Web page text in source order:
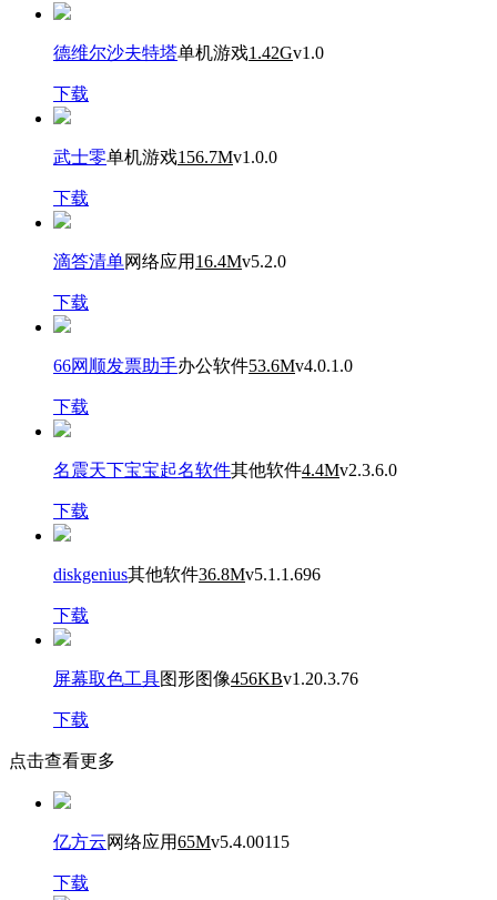
德维尔沙夫特塔单机游戏1.42Gv1.0
下载
武士零单机游戏156.7Mv1.0.0
下载
滴答清单网络应用 16.4Mv5.2.0
下载
66网顺发票助手办公软件53.6Mv4.0.1.0
下载
名震天下宝宝起名软件其他软件4.4Mv2.3.6.0
下载
diskgenius其他软件36.8Mv5.1.1.696
下载
屏幕取色工具图形图像456KBv1.20.3.76
下载
点击查看更多
亿方云网络应用65Mv5.4.00115
下载